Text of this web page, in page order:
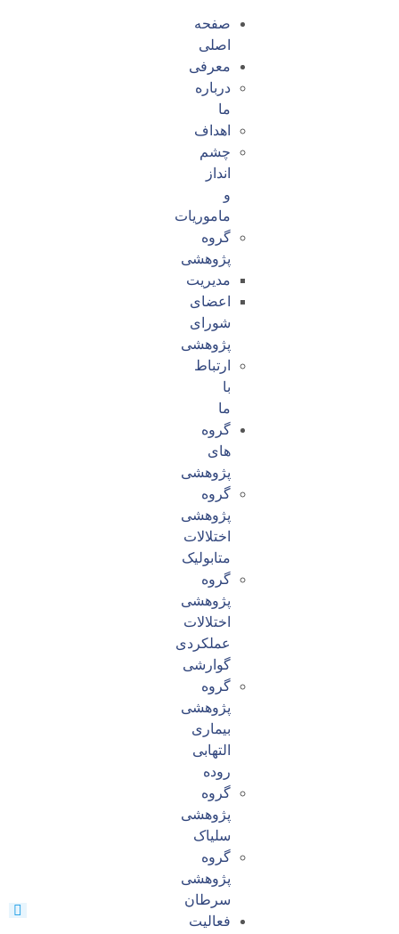
صفحه
اصلی
معرفی
درباره
ما
اهداف
چشم
انداز
و
ماموریات
گروه
پژوهشی
مدیریت
اعضای
شورای
پژوهشی
ارتباط
با
ما
گروه
های
پژوهشی
گروه
پژوهشی
اختلالات
متابولیک
گروه
پژوهشی
اختلالات
عملکردی
گوارشی
گروه
پژوهشی
بیماری
التهابی
روده
گروه
پژوهشی
سلیاک
گروه
پژوهشی
سرطان
فعالیت